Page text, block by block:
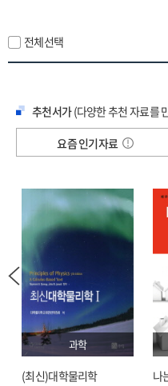
전체선택
추천서가(다양한 추천 자료를
요즘 인기자료
과학
(최신)대학물리학
나